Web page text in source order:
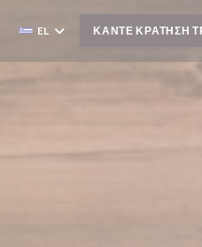
EL ΚΆΝΤΕ ΚΡΆΤΗΣΗ